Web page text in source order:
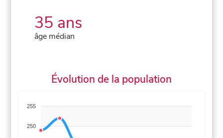
35 ans
âge médian
Évolution de la population
255
250